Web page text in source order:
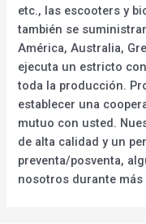
etc., las escooters y
también se
América, Australia,
ejecuta un estricto
toda la producción.
establecer una
mutuo con usted.
de alta calidad y un
preventa/posventa,
nosotros durante más